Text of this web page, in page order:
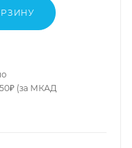
(за МКАД